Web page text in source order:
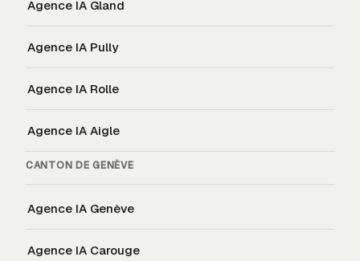
Agence IA Gland
Agence IA Pully
Agence IA Rolle
Agence IA Aigle
CANTON DEGENÈVE
Agence IA Genève
Agence IA Carouge